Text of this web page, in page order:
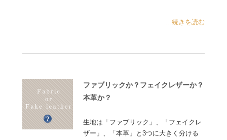
...続きを読む
ファブリックか？フェイクレザーか？
本革か？
生地は「ファブリック」、「フェイクレ
ザー」、「本革」と3つに大きく分ける